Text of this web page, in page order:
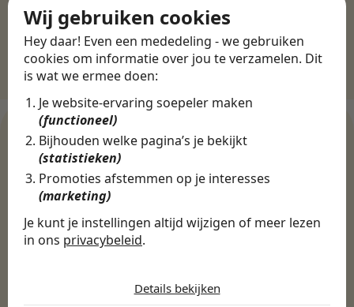
Wij gebruiken cookies
Hey daar! Even een mededeling - we gebruiken
cookies om informatie over jou te verzamelen. Dit
is wat we ermee doen:
Je website-ervaring soepeler maken
(functioneel)
Bijhouden welke pagina’s je bekijkt
(statistieken)
Promoties afstemmen op je interesses
(marketing)
Je kunt je instellingen altijd wijzigen of meer lezen
in ons privacybeleid.
Details bekijken
Ontdek meer dan 500+
werkgevers
Marketing & Communicatie
Sales & Inkoop